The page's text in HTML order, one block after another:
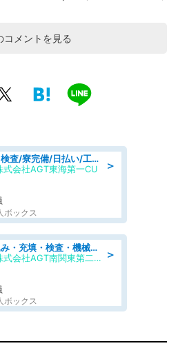
コメントを見る
＞
電子部品の組立・検査/寮完備/日払い/工場・製造
式会社AGT東海第一CU
ボックス
＞
建築用製品の仕込み・充填・検査・機械操作/寮完備/日払い/工場・製造
UTエージェント株式会社AGT南関東第二CU
ボックス